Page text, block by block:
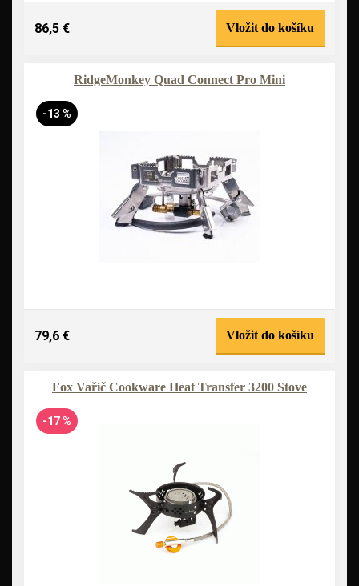
86,5 € Vložit do košíku
RidgeMonkey Quad Connect Pro Mini
-13 %
79,6 € Vložit do košíku
Fox Vařič Cookware Heat Transfer 3200 Stove
-17 %